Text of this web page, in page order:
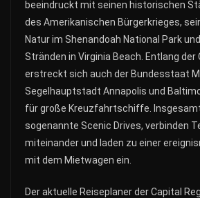
beeindruckt mit seinen historischen
des Amerikanischen Bürgerkrieges,
Natur im Shenandoah National Park
Stränden in Virginia Beach. Entlang der
erstreckt sich auch der Bundesstaat
Segelhauptstadt Annapolis und
für große Kreuzfahrtschiffe.
sogenannte Scenic Drives, verbinden
miteinander und laden zu einer
mit dem Mietwagen ein.
Der aktuelle Reiseplaner der Capital